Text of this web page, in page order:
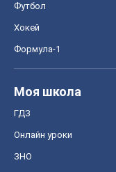
Футбол
Хокей
Формула-1
Моя школа
ГДЗ
Онлайн уроки
ЗНО